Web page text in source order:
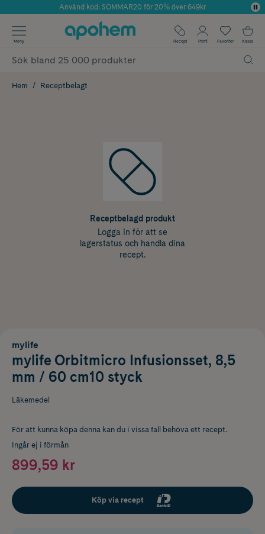
Årets Butik 2025 inom Skönhet
Använd kod: SOMMAR20 för 20% över 649kr
✓ Fri frakt
✓ Poäng på alla köp*
Meny Recept Profil Favoriter Kassa
Hem Receptbelagt
Receptbelagd produkt
Logga in för att se
lagerstatus och handla dina
recept.
mylife
mylife Orbitmicro Infusionsset, 8,5
mm / 60 cm10 styck
Läkemedel
För att kunna köpa denna kan du i vissa fall behöva ett recept.
Ingår ej i förmån
899,59 kr
Köp via recept